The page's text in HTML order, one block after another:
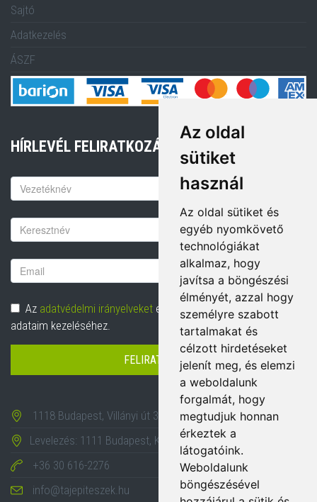
Az oldal
sütiket
használ
Az oldal sütiket és
egyéb nyomkövető
technológiákat
alkalmaz, hogy
javítsa a böngészési
élményét, azzal hogy
személyre szabott
tartalmakat és
célzott hirdetéseket
jelenít meg, és elemzi
a weboldalunk
forgalmát, hogy
megtudjuk honnan
érkeztek a
látogatóink.
Weboldalunk
böngészésével
Sajtó
Adatkezelés
ÁSZF
HÍRLEVÉL FELIRATKOZÁS
Keresztnév
Vezetéknév
Email
cím
Adatvédelem
Az adatvédelmi irányelveket elolvastam és hozzájárulok
adataim kezeléséhez.
FELIRATKOZÁS
1118 Budapest, Villányi út 35-43.
Levelezés: 1111 Budapest, Karinthy Frigyes út 24.
+36 30 616-2276
info@tajepiteszek.hu